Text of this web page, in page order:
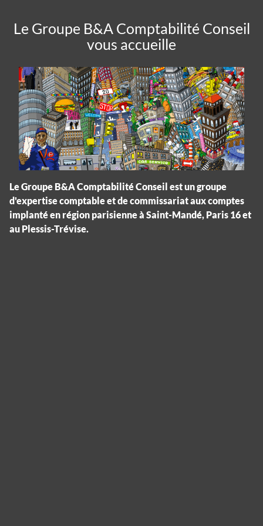
Le Groupe B&A Comptabilité Conseil
vous accueille
Le Groupe B&A Comptabilité Conseil est un groupe
d'expertise comptable et de commissariat aux comptes
implanté en région parisienne à Saint-Mandé, Paris 16 et
au Plessis-Trévise.